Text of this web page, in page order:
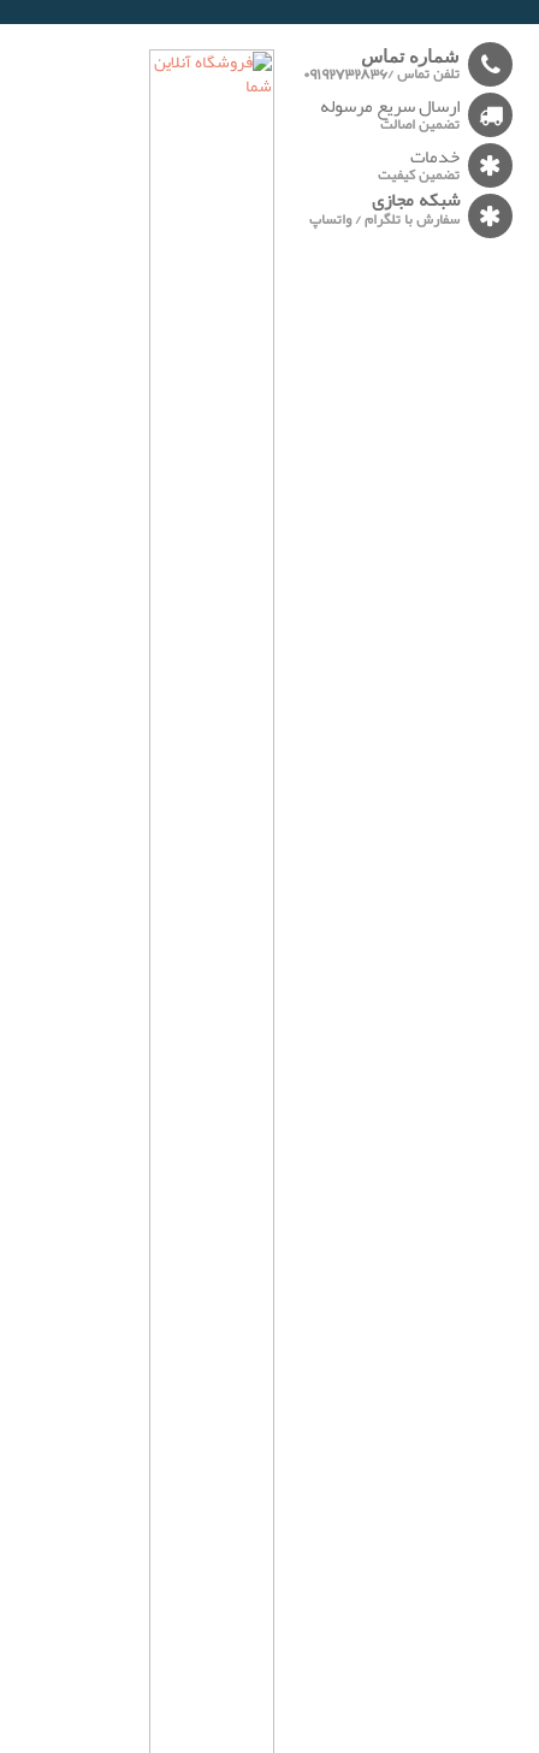
شماره تماس
تلفن تماس /09192732836
ارسال سریع مرسوله
تضمین اصالت
خدمات
تضمین کیفیت
شبکه مجازی
سفارش با تلگرام / واتساپ